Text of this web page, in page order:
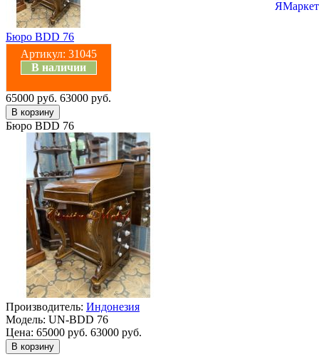
Бюро BDD 76
Артикул: 31045
В наличии
65000 руб. 63000 руб.
Бюро BDD 76
Производитель: Индонезия
Модель: UN-BDD 76
Цена: 65000 руб. 63000 руб.